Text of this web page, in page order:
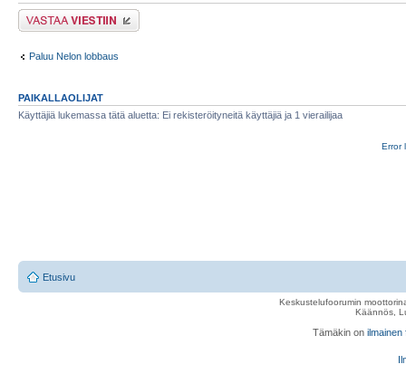
Lähetä vastaus
Paluu Nelon lobbaus
PAIKALLAOLIJAT
Käyttäjiä lukemassa tätä aluetta: Ei rekisteröityneitä käyttäjiä ja 1 vierailijaa
Error
Etusivu
Keskustelufoorumin
Käännös,
Tämäkin on ilmainen